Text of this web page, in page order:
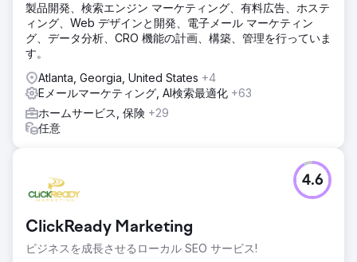
製品開発、検索エンジン マーケティング、有料広告、ホステ
ィング、Web デザインと開発、電子メール マーケティン
グ、データ分析、CRO 機能の計画、構築、管理を行っていま
す。
Atlanta, Georgia, United States +4
Eメールマーケティング, AI検索最適化 +63
ホームサービス, 保険 +29
任意
ClickReady Marketing
ビジネスを成長させるローカル SEO サービス!
4.6